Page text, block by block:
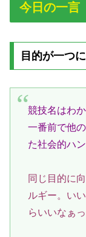
今日の一言
目的が一つ
競技名はわ
一番前で他
た社会的ハ
同じ目的に
ルギー。い
らいいなぁ